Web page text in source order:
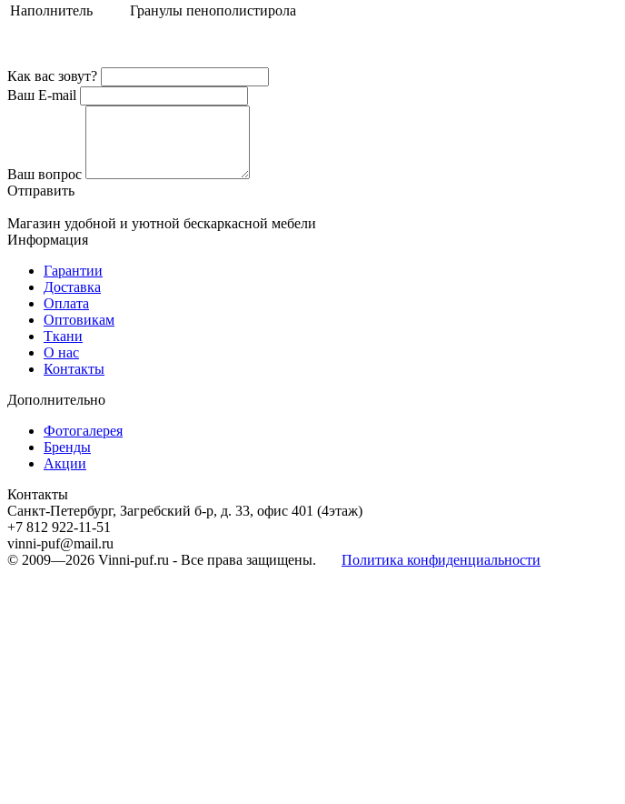
Наполнитель
Гранулы пенополистирола
Как вас зовут?
Ваш E-mail
Ваш вопрос
Отправить
Магазин удобной и уютной бескаркасной мебели
Информация
Гарантии
Доставка
Оплата
Оптовикам
Ткани
О нас
Контакты
Дополнительно
Фотогалерея
Бренды
Акции
Контакты
Санкт-Петербург, Загребский б-р, д. 33, офис 401 (4этаж)
+7 812 922-11-51
vinni-puf@mail.ru
© 2009—2026 Vinni-puf.ru - Все права защищены. Политика конфиденциальности